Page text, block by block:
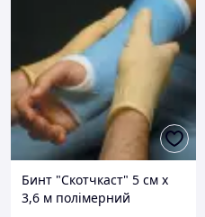
Бинт "Скотчкаст" 5 см х
3,6 м полімерний